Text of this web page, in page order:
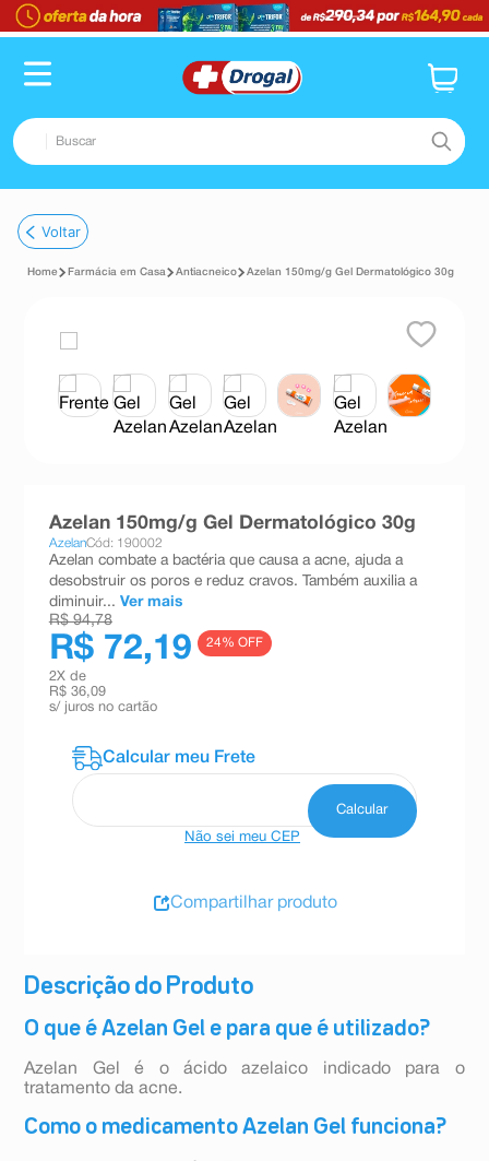
Buscar
1º fralda
dipirona
minoxidil
desodorante
teste gravidez
absorvente
10ºshampoo
Voltar
Farmácia em Casa Antiacneico Azelan 150mg/g Gel Dermatológico 30g
Descrição do Produto
O que é Azelan Gel e para que é utilizado?
Azelan Gel é o ácido azelaico indicado para o
tratamento da acne.
Como o medicamento Azelan Gel funciona?
Azelan 150mg/g Gel Dermatológico 30g
AzelanCód: 190002
Azelan combate a bactéria que causa a acne, ajuda a
desobstruir os poros e reduz cravos. Também auxilia a
diminuir... Ver mais
R$ 94,78
R$ 72,19 24% OFF
2X de
R$ 36,09
s/ juros no cartão
Não sei meu CEP
Compartilhar produto